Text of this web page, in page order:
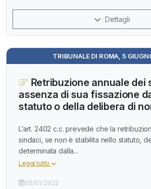
Dettagli
TRIBUNALE DI ROMA, 5
Retribuzione annuale dei
assenza di sua fissazione
statuto o della delibera di
L’art. 2402 c.c. prevede che la
sindaci, se non è stabilita nello statuto,
determinata dalla...
Leggi tutto
05/01/2022